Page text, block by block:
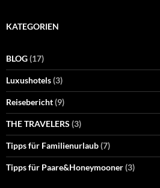
KATEGORIEN
BLOG(17)
Luxushotels(3)
Reisebericht(9)
THE TRAVELERS (3)
Tipps für Familienurlaub(7)
Tipps für Paare&Honeymooner(3)